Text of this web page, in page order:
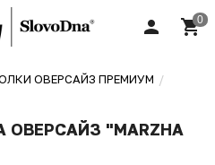
ОВЕРСАЙЗ ПРЕМИУМ
"MARZHA